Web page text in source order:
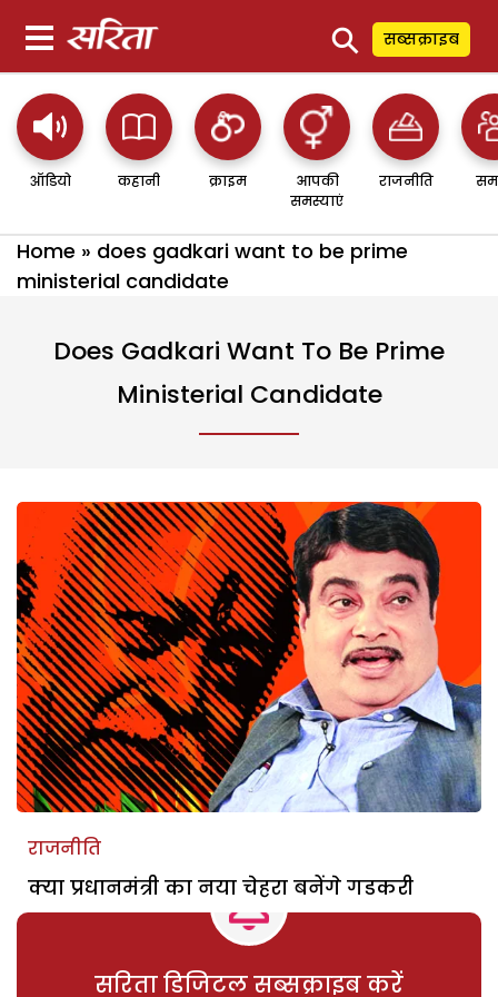
⚲ सब्सक्राइब
ऑडियो कहानी क्राइम
आपकी
समस्याएं
राजनीति
Home » does gadkari want to be prime
ministerial candidate
Does Gadkari Want To Be Prime
Ministerial Candidate
राजनीति
क्या प्रधानमंत्री का नया चेहरा बनेंगे गडकरी
सरिता डिजिटल सब्सक्राइब करें